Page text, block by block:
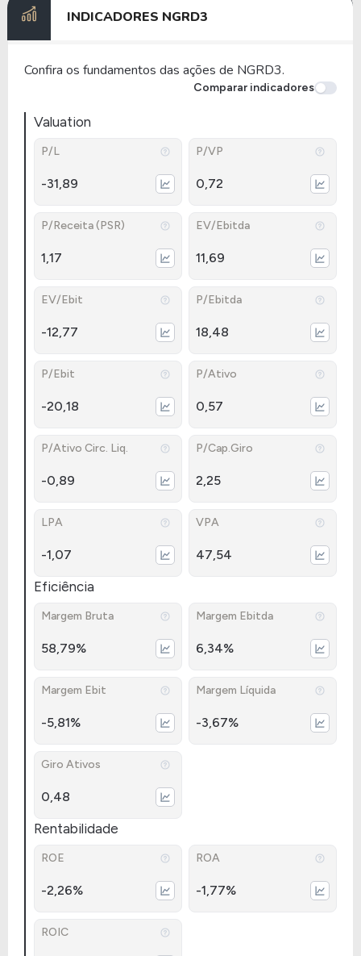
INDICADORES NGRD3
Confira os fundamentos das ações de NGRD3.
Comparar indicadores
Valuation
P/L
-31,89
P/VP
0,72
P/Receita (PSR)
1,17
EV/Ebitda
11,69
EV/Ebit
-12,77
P/Ebitda
18,48
P/Ebit
-20,18
P/Ativo
0,57
P/Ativo Circ. Liq.
-0,89
P/Cap.Giro
2,25
LPA
-1,07
VPA
47,54
Eficiência
Margem Bruta
58,79%
Margem Ebitda
6,34%
Margem Ebit
-5,81%
Margem Líquida
-3,67%
Giro Ativos
0,48
Rentabilidade
ROE
-2,26%
ROA
-1,77%
ROIC